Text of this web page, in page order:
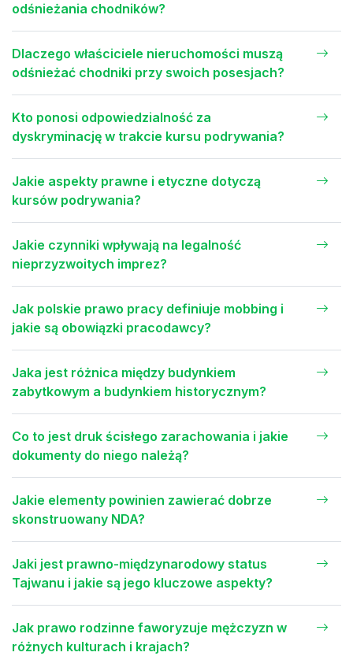
odśnieżania chodników?
Dlaczego właściciele nieruchomości muszą
odśnieżać chodniki przy swoich posesjach?
Kto ponosi odpowiedzialność za
dyskryminację w trakcie kursu podrywania?
Jakie aspekty prawne i etyczne dotyczą
kursów podrywania?
Jakie czynniki wpływają na legalność
nieprzyzwoitych imprez?
Jak polskie prawo pracy definiuje mobbing i
jakie są obowiązki pracodawcy?
Jaka jest różnica między budynkiem
zabytkowym a budynkiem historycznym?
Co to jest druk ścisłego zarachowania i jakie
dokumenty do niego należą?
Jakie elementy powinien zawierać dobrze
skonstruowany NDA?
Jaki jest prawno-międzynarodowy status
Tajwanu i jakie są jego kluczowe aspekty?
Jak prawo rodzinne faworyzuje mężczyzn w
różnych kulturach i krajach?